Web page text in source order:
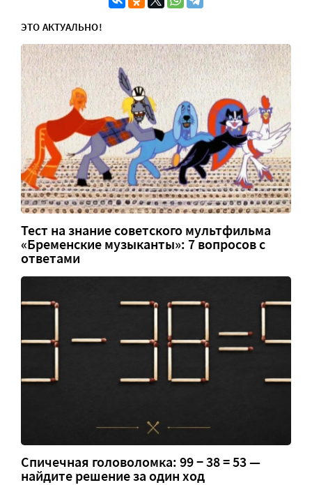
ЭТО АКТУАЛЬНО!
Тест на знание советского мультфильма
«Бременские музыканты»: 7 вопросов с
ответами
Спичечная головоломка: 99 − 38 = 53 —
найдите решение за один ход